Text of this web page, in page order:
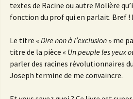
textes de Racine ou autre Molière
fonction du prof qui en parlait. Bref !
Le titre « Dire non à l’exclusion » me
titre de la pièce « Un peuple les yeux
parler des racines révolutionnaires
Joseph termine de me convaincre.